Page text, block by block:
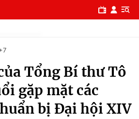
Tổng Bí thư Tô
gặp mặt các
bị Đại hội XIV